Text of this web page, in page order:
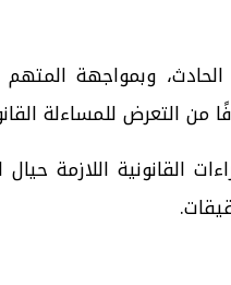
وبمواجهة المتهم
من التعرض للمساءلة
القانونية اللازمة